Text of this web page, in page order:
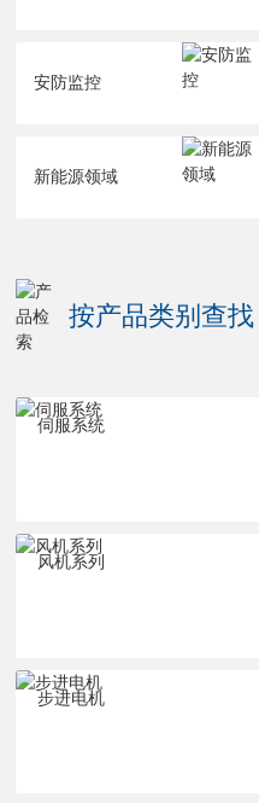
安防监控
新能源领域
按产品类别查找
伺服系统
风机系列
步进电机